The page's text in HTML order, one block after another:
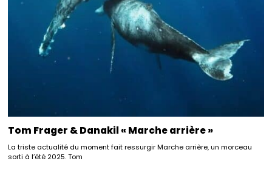
Tom Frager & Danakil « Marche arrière »
La triste actualité du moment fait ressurgir Marche arrière, un morceau
sorti à l’été 2025. Tom